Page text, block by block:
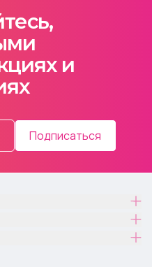
и
Подписаться